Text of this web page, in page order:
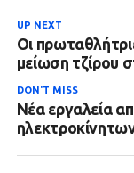
UP NEXT
Οι
μείωση τζίρου
DON'T MISS
Νέα εργαλεία